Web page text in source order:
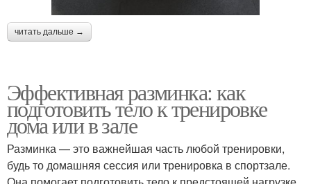
читать дальше →
Эффективная разминка: как
подготовить тело к тренировке
дома или в зале
Разминка — это важнейшая часть любой тренировки,
будь то домашняя сессия или тренировка в спортзале.